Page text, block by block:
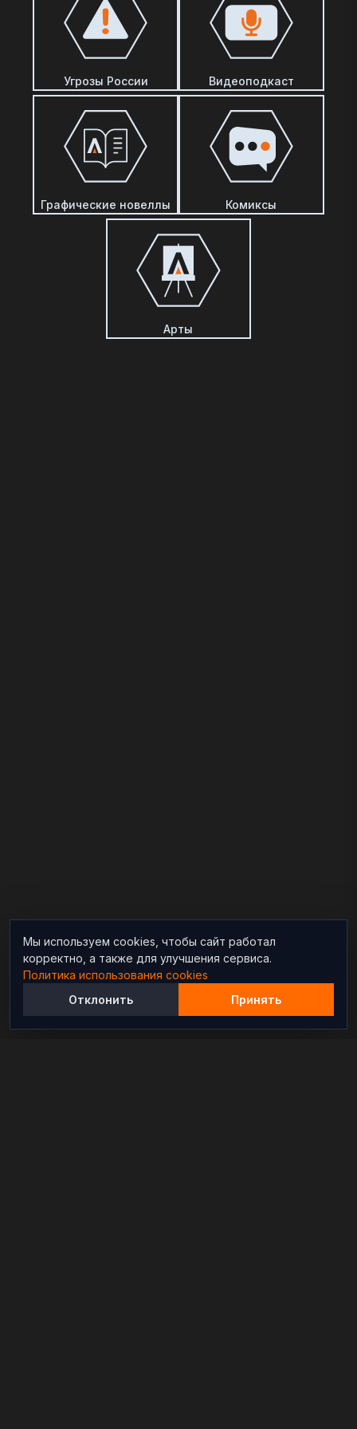
Угрозы России Видеоподкаст
Графические новеллы Комиксы
Арты
Мы используем cookies, чтобы сайт работал
корректно, а также для улучшения сервиса.
Политика использования cookies
Отклонить
Принять